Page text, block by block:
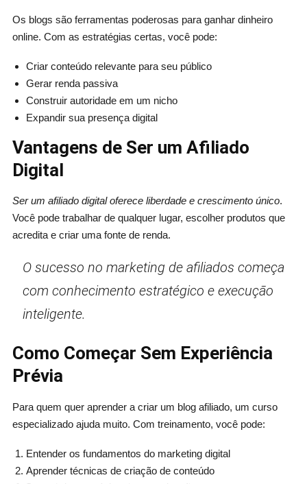
Os blogs são ferramentas poderosas para ganhar dinheiro
online. Com as estratégias certas, você pode:
Criar conteúdo relevante para seu público
Gerar renda passiva
Construir autoridade em um nicho
Expandir sua presença digital
Vantagens de Ser um Afiliado
Digital
Ser um afiliado digital oferece liberdade e crescimento único.
Você pode trabalhar de qualquer lugar, escolher produtos que
acredita e criar uma fonte de renda.
O sucesso no marketing de afiliados começa
com conhecimento estratégico e execução
inteligente.
Como Começar Sem Experiência
Prévia
Para quem quer aprender a criar um blog afiliado, um curso
especializado ajuda muito. Com treinamento, você pode:
Entender os fundamentos do marketing digital
Aprender técnicas de criação de conteúdo